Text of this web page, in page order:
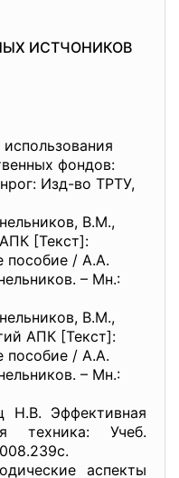
ИСТЧОНИКОВ
фондов:
Изд-во ТРТУ,
В.М.,
[Текст]:
пособие / А.А.
– Мн.:
В.М.,
АПК [Текст]:
пособие / А.А.
– Мн.:
Н.В. Эффективная
техника: Учеб.
аспекты